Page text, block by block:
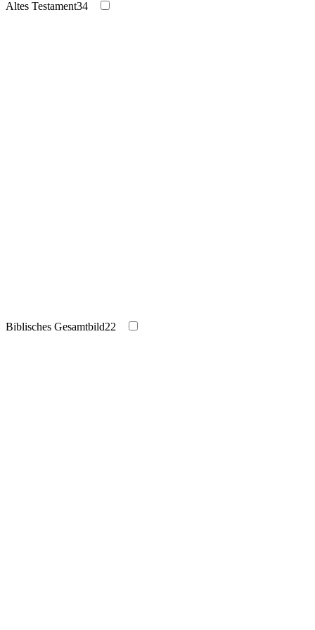
Altes Testament34
Biblisches Gesamtbild22